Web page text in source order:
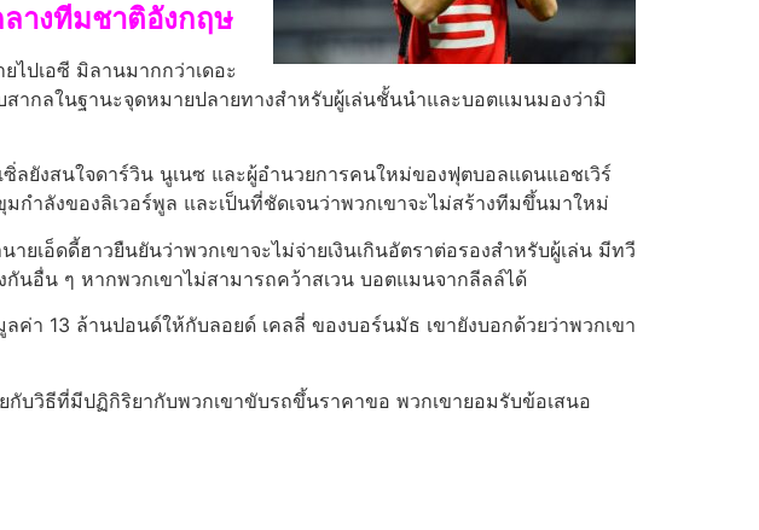
างทีมชาติอังกฤษ
ไปเอซี มิลานมากกว่าเดอะ
สากลในฐานะจุดหมายปลายทางสําหรับผู้เล่นชั้นนําและบอตแมนมองว่ามิ
ลยังสนใจดาร์วิน นูเนซ และผู้อํานวยการคนใหม่ของฟุตบอลแดนแอชเวิร์
าลังของลิเวอร์พูล และเป็นที่ชัดเจนว่าพวกเขาจะไม่สร้างทีมขึ้นมาใหม่
เอ็ดดี้ฮาวยืนยันว่าพวกเขาจะไม่จ่ายเงินเกินอัตราต่อรองสําหรับผู้เล่น มีทวี
กันอื่น ๆ หากพวกเขาไม่สามารถคว้าสเวน บอตแมนจากลีลล์ได้
ค่า 13 ล้านปอนด์ให้กับลอยด์ เคลลี่ ของบอร์นมัธ เขายังบอกด้วยว่าพวกเขา
บวิธีที่มีปฏิกิริยากับพวกเขาขับรถขึ้นราคาขอ พวกเขายอมรับข้อเสนอ